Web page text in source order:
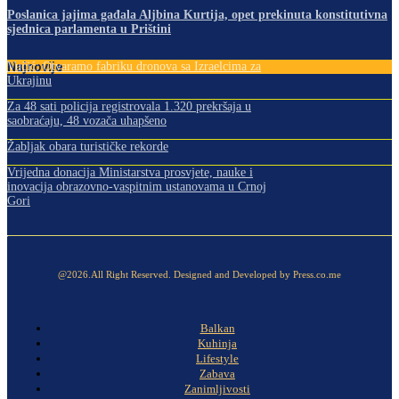
Poslanica jajima gađala Aljbina Kurtija, opet prekinuta konstitutivna
sjednica parlamenta u Prištini
Najnovije
Vučić: Otvaramo fabriku dronova sa Izraelcima za
Ukrajinu
Za 48 sati policija registrovala 1.320 prekršaja u
saobraćaju, 48 vozača uhapšeno
Žabljak obara turističke rekorde
Vrijedna donacija Ministarstva prosvjete, nauke i
inovacija obrazovno-vaspitnim ustanovama u Crnoj
Gori
@2026.All Right Reserved. Designed and Developed by Press.co.me
Balkan
Kuhinja
Lifestyle
Zabava
Zanimljivosti